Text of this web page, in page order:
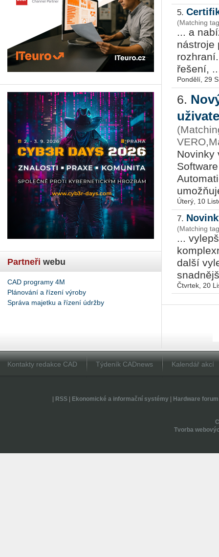
Partneři webu
CAD programy 4M
Plánování a řízení výroby
Správa majetku a řízení údržby
5.
(Matching
... a
nástroje
řešení,
Pondělí, 29
6.
Novinky
Úterý, 10
7.
(Matching
...
další
Čtvrtek, 20
Kontakty redakce CAD Týdeník CADnews Kalendář akcí
RSS| Ekonomické a informační systémy| Hardware forum
Tvorba